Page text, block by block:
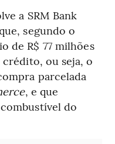
a SRM Bank
segundo o
de R$ 77 milhões
ou seja, o
parcelada
, e que
do